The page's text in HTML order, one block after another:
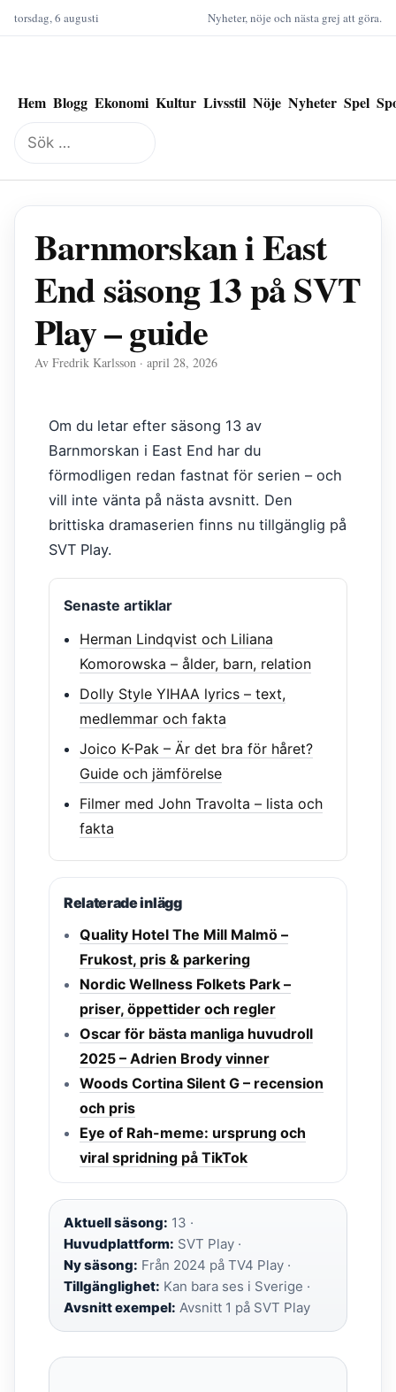
torsdag, 6 augusti Nyheter, nöje och nästa grej att göra.
Hem Blogg Ekonomi Kultur Livsstil Nöje Nyheter Spel
Sök
efter:
Barnmorskan i East
End säsong 13 på SVT
Play – guide
Av Fredrik Karlsson · april 28, 2026
Om du letar efter säsong 13 av
Barnmorskan i East End har du
förmodligen redan fastnat för serien – och
vill inte vänta på nästa avsnitt. Den
brittiska dramaserien finns nu tillgänglig på
SVT Play.
Senaste artiklar
Herman Lindqvist och Liliana
Komorowska – ålder, barn, relation
Dolly Style YIHAA lyrics – text,
medlemmar och fakta
Joico K-Pak – Är det bra för håret?
Guide och jämförelse
Filmer med John Travolta – lista och
fakta
Relaterade inlägg
Quality Hotel The Mill Malmö –
Frukost, pris & parkering
Nordic Wellness Folkets Park –
priser, öppettider och regler
Oscar för bästa manliga huvudroll
2025 – Adrien Brody vinner
Woods Cortina Silent G – recension
och pris
Eye of Rah-meme: ursprung och
viral spridning på TikTok
Aktuell säsong: 13 ·
Huvudplattform: SVT Play ·
Ny säsong: Från 2024 på TV4 Play ·
Tillgänglighet: Kan bara ses i Sverige ·
Avsnitt exempel: Avsnitt 1 på SVT Play